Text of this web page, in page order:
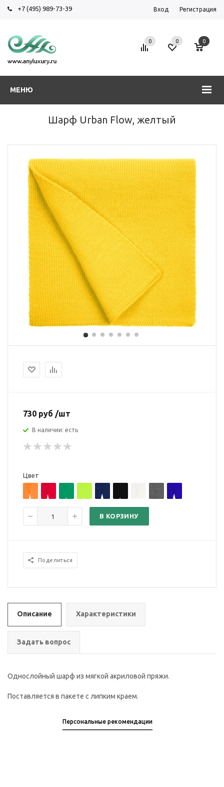
+7 (495) 989-73-39 Вход Регистрация
МЕНЮ
0 0 0
Шарф Urban Flow, желтый
730 руб /шт
В наличии: есть
Цвет
В КОРЗИНУ
Поделиться
Описание Характеристики
Задать вопрос
Однослойный шарф из мягкой акриловой пряжи.
Поставляется в пакете с липким краем.
Персональные рекомендации